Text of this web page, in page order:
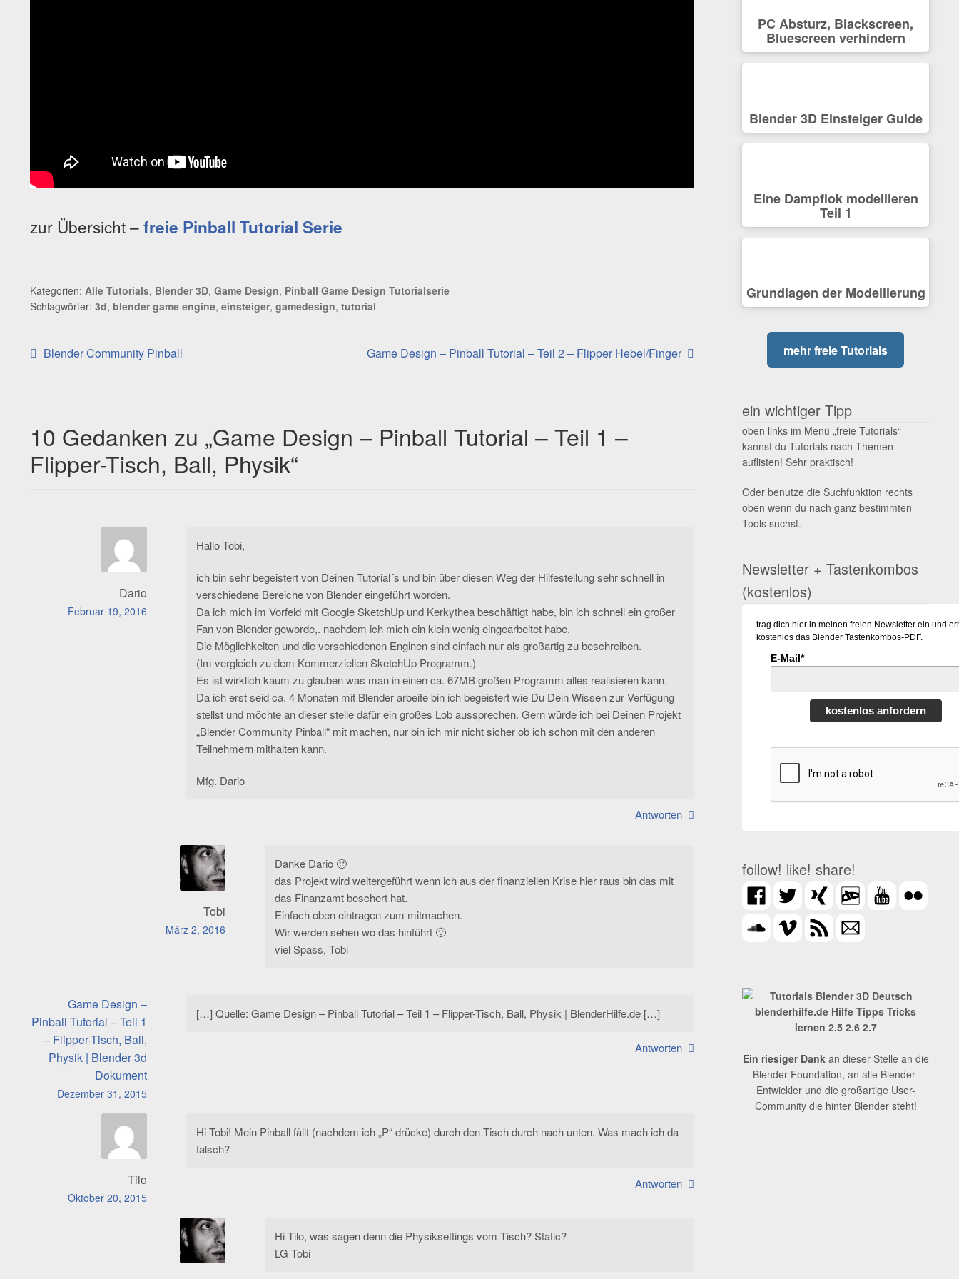
zur Übersicht –freie Pinball Tutorial Serie
Kategorien: Alle Tutorials, Blender 3D, Game Design, Pinball Game Design Tutorialserie
Schlagwörter: 3d, blender game engine, einsteiger, gamedesign, tutorial
Beitragsnavigation
Vorheriger
Blender Community Pinball
Nächster
Game Design – Pinball Tutorial – Teil 2 – Flipper Hebel/Finger
10 Gedanken zu „Game Design – Pinball Tutorial – Teil 1 –
Flipper-Tisch, Ball, Physik“
Dario
Februar 19, 2016
Hallo Tobi,
ich bin sehr begeistert von Deinen Tutorial´s und bin über diesen Weg der Hilfestellung sehr schnell in
verschiedene Bereiche von Blender eingeführt worden.
Da ich mich im Vorfeld mit Google SketchUp und Kerkythea beschäftigt habe, bin ich schnell ein großer
Fan von Blender geworde,. nachdem ich mich ein klein wenig eingearbeitet habe.
Die Möglichkeiten und die verschiedenen Enginen sind einfach nur als großartig zu beschreiben.
(Im vergleich zu dem Kommerziellen SketchUp Programm.)
Es ist wirklich kaum zu glauben was man in einen ca. 67MB großen Programm alles realisieren kann.
Da ich erst seid ca. 4 Monaten mit Blender arbeite bin ich begeistert wie Du Dein Wissen zur Verfügung
stellst und möchte an dieser stelle dafür ein großes Lob aussprechen. Gern würde ich bei Deinen Projekt
„Blender Community Pinball“ mit machen, nur bin ich mir nicht sicher ob ich schon mit den anderen
Teilnehmern mithalten kann.
Mfg. Dario
Antworten
Tobi
März 2, 2016
Danke Dario 🙂
das Projekt wird weitergeführt wenn ich aus der finanziellen Krise hier raus bin das mit
das Finanzamt beschert hat.
Einfach oben eintragen zum mitmachen.
Wir werden sehen wo das hinführt 🙂
viel Spass, Tobi
Game Design –
Pinball Tutorial – Teil 1
– Flipper-Tisch, Ball,
Physik | Blender 3d
Dokument
Dezember 31, 2015
[…] Quelle: Game Design – Pinball Tutorial – Teil 1 – Flipper-Tisch, Ball, Physik | BlenderHilfe.de […]
Antworten
Tilo
Oktober 20, 2015
Hi Tobi! Mein Pinball fällt (nachdem ich „P“ drücke) durch den Tisch durch nach unten. Was mach ich da
falsch?
Antworten
Hi Tilo, was sagen denn die Physiksettings vom Tisch? Static?
LG Tobi
PC Absturz, Blackscreen,
Bluescreen verhindern
Blender 3D Einsteiger Guide
Eine Dampflok modellieren
Teil 1
Grundlagen der Modellierung
mehr freie Tutorials
ein wichtiger Tipp
oben links im Menü „freie Tutorials“
kannst du Tutorials nach Themen
auflisten! Sehr praktisch!
Oder benutze die Suchfunktion rechts
oben wenn du nach ganz bestimmten
Tools suchst.
Newsletter + Tastenkombos
(kostenlos)
trag dich hier in meinen freien Newsletter ein und
kostenlos das Blender Tastenkombos-PDF.
E-Mail*
kostenlos anfordern
follow! like! share!
Ein riesiger Dank an dieser Stelle an die
Blender Foundation, an alle Blender-
Entwickler und die großartige User-
Community die hinter Blender steht!